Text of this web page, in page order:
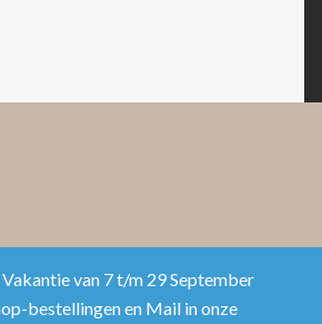
van 7 t/m 29 September
bestellingen en Mail in onze